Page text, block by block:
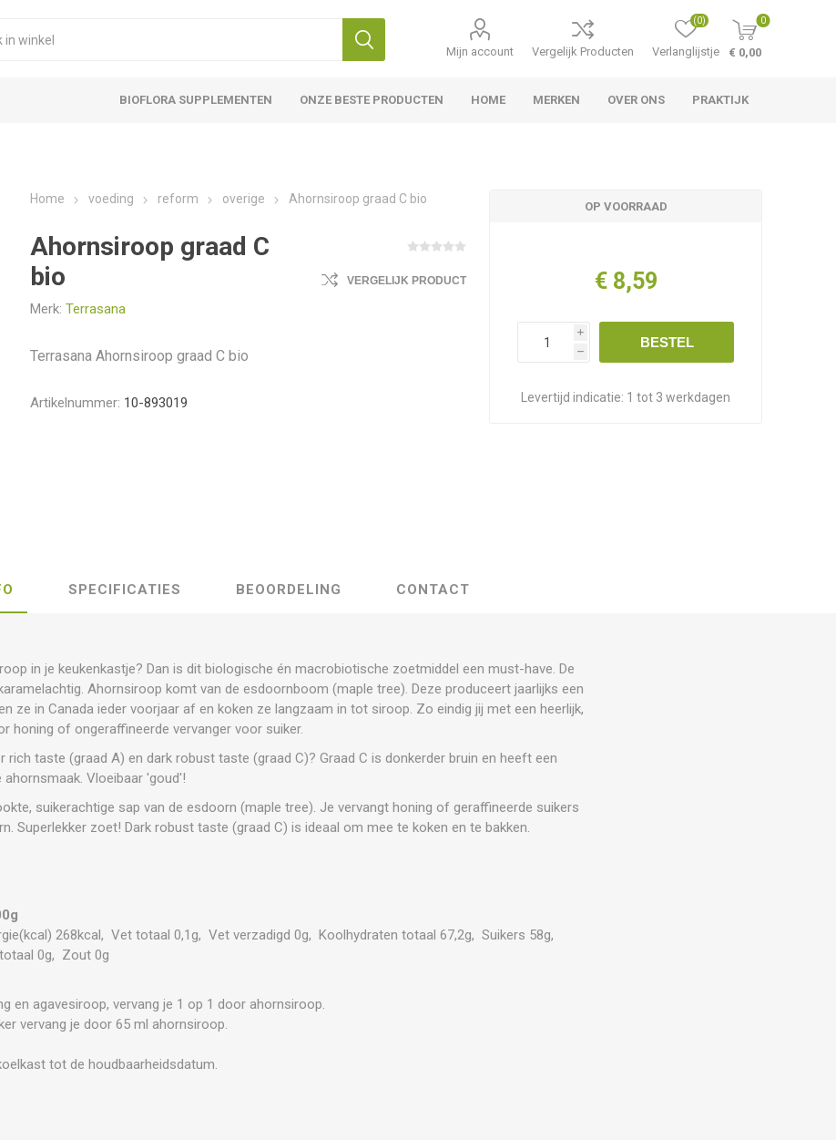
Mijn account Vergelijk Producten Verlanglijstje
(0) 0
€ 0,00
BIOFLORA SUPPLEMENTEN ONZE BESTE PRODUCTEN HOME MERKEN OVER ONS PRAKTIJK
Home voeding reform overige Ahornsiroop graad C bio
Ahornsiroop graad C
bio
Merk: Terrasana
VERGELIJK PRODUCT
Terrasana Ahornsiroop graad C bio
Artikelnummer: 10-893019
OP VOORRAAD
€ 8,59
i
h
BESTEL
Levertijd indicatie: 1 tot 3 werkdagen
SPECIFICATIES BEOORDELING CONTACT
in je keukenkastje? Dan is dit biologische én macrobiotische zoetmiddel een must-have. De
Ahornsiroop komt van de esdoornboom (maple tree). Deze produceert jaarlijks een
ze in Canada ieder voorjaar af en koken ze langzaam in tot siroop. Zo eindig jij met een heerlijk,
honing of ongeraffineerde vervanger voor suiker.
rich taste (graad A) en dark robust taste (graad C)? Graad C is donkerder bruin en heeft een
Vloeibaar 'goud'!
suikerachtige sap van de esdoorn (maple tree). Je vervangt honing of geraffineerde suikers
Superlekker zoet! Dark robust taste (graad C) is ideaal om mee te koken en te bakken.
268kcal, Vet totaal 0,1g, Vet verzadigd 0g, Koolhydraten totaal 67,2g, Suikers 58g,
0g, Zout 0g
en agavesiroop, vervang je 1 op 1 door ahornsiroop.
vervang je door 65 ml ahornsiroop.
tot de houdbaarheidsdatum.